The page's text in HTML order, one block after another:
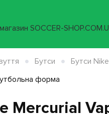
Mercurial
Бутси Бутси